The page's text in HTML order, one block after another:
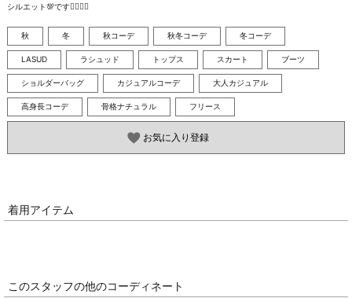
シルエット💯です❤️‍🔥❤️‍🔥
秋 冬 秋コーデ 秋冬コーデ 冬コーデ
LASUD ラシュッド トップス スカート ブーツ
ショルダーバッグ カジュアルコーデ 大人カジュアル
高身長コーデ 骨格ナチュラル フリース
お気に入り登録
着用アイテム
このスタッフの他のコーディネート